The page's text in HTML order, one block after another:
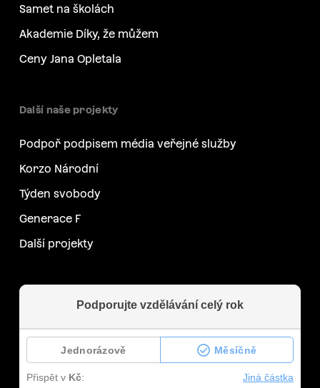
Samet na školách
Akademie Díky, že můžem
Ceny Jana Opletala
Další naše projekty
Podpoř podpisem média veřejné služby
Korzo Národní
Týden svobody
Generace F
Další projekty